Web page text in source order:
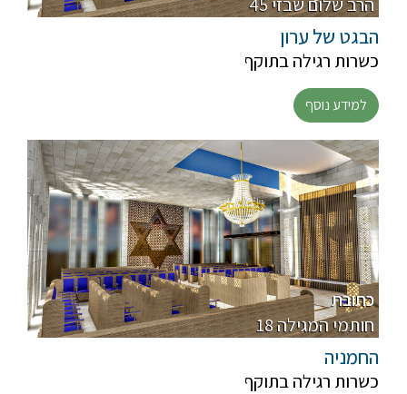
הבגט של ערון
כשרות רגילה בתוקף
למידע נוסף
כתובת
18 חותמי המגילה
החמניה
כשרות רגילה בתוקף